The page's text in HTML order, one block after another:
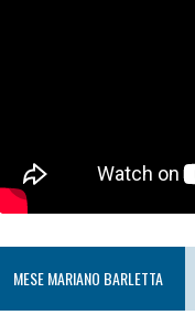
MESE MARIANO BARLETTA